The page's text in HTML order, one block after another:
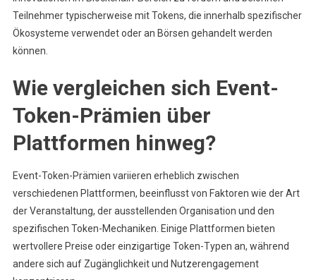
Teilnehmer typischerweise mit Tokens, die innerhalb spezifischer
Ökosysteme verwendet oder an Börsen gehandelt werden
können.
Wie vergleichen sich Event-
Token-Prämien über
Plattformen hinweg?
Event-Token-Prämien variieren erheblich zwischen
verschiedenen Plattformen, beeinflusst von Faktoren wie der Art
der Veranstaltung, der ausstellenden Organisation und den
spezifischen Token-Mechaniken. Einige Plattformen bieten
wertvollere Preise oder einzigartige Token-Typen an, während
andere sich auf Zugänglichkeit und Nutzerengagement